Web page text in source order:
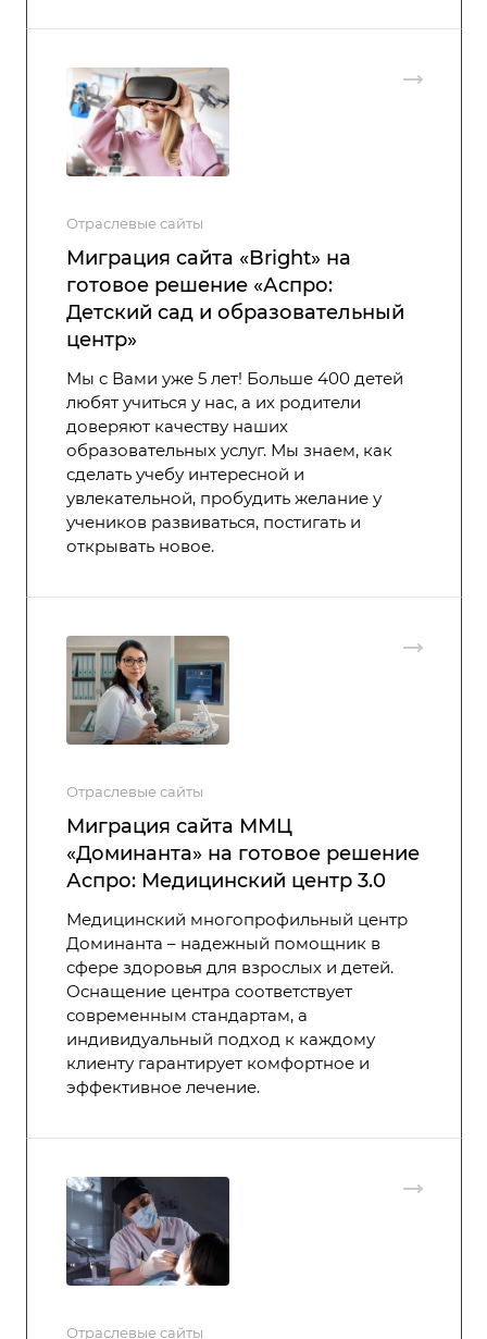
Отраслевые сайты
Миграция сайта «Bright» на
готовое решение «Аспро:
Детский сад и образовательный
центр»
Мы с Вами уже 5 лет! Больше 400 детей
любят учиться у нас, а их родители
доверяют качеству наших
образовательных услуг. Мы знаем, как
сделать учебу интересной и
увлекательной, пробудить желание у
учеников развиваться, постигать и
открывать новое.
Отраслевые сайты
Миграция сайта ММЦ
«Доминанта» на готовое решение
Аспро: Медицинский центр 3.0
Медицинский многопрофильный центр
Доминанта – надежный помощник в
сфере здоровья для взрослых и детей.
Оснащение центра соответствует
современным стандартам, а
индивидуальный подход к каждому
клиенту гарантирует комфортное и
эффективное лечение.
Отраслевые сайты